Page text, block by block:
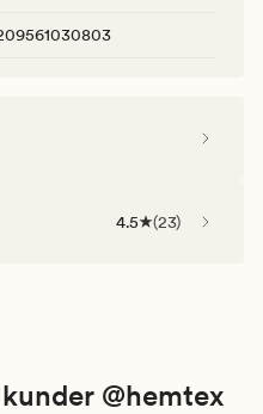
4.5 (23)
@hemtex